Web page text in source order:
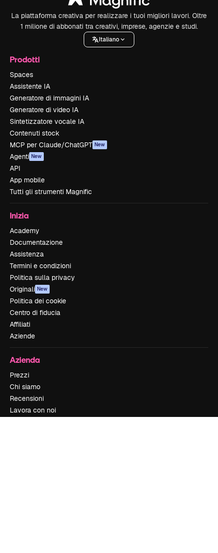
La piattaforma creativa per realizzare i tuoi migliori lavori. Oltre
1 milione di abbonati tra creativi, imprese, agenzie e studi.
Italiano
Prodotti
Spaces
Assistente IA
Generatore di immagini IA
Generatore di video IA
Sintetizzatore vocale IA
Contenuti stock
MCP per Claude/ChatGPT New
Agenti New
API
App mobile
Tutti gli strumenti Magnific
Inizia
Academy
Documentazione
Assistenza
Termini e condizioni
Politica sulla privacy
Originali New
Politica dei cookie
Centro di fiducia
Affiliati
Aziende
Azienda
Prezzi
Chi siamo
Recensioni
Lavora con noi